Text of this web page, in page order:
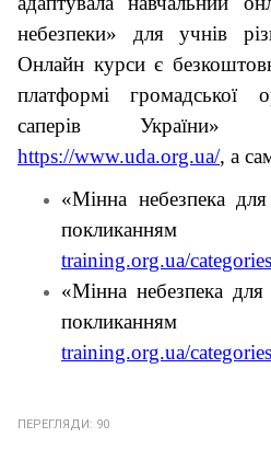
небезпеки» для учнів
Онлайн курси є
платформі громадської
саперів України»
https://www.uda.org.ua/, а
«Мінна небезпека
training.org.ua/
«Мінна небезпека
training.org.ua/
ПЕРЕГЛЯДИ: 90